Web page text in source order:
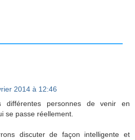
2014 à 12:46
personnes de venir en
se passe réellement.
discuter de façon intelligente et